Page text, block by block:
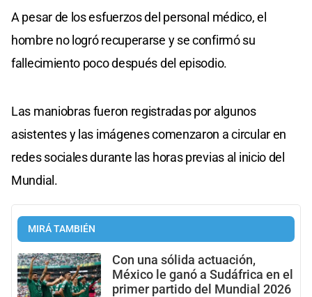
A pesar de los esfuerzos del personal médico, el
hombre no logró recuperarse y se confirmó su
fallecimiento poco después del episodio.
Las maniobras fueron registradas por algunos
asistentes y las imágenes comenzaron a circular en
redes sociales durante las horas previas al inicio del
Mundial.
MIRÁ TAMBIÉN
Con una sólida actuación,
México le ganó a Sudáfrica en el
primer partido del Mundial 2026